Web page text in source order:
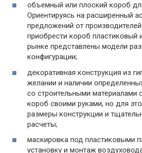
объемный или плоский короб
Ориентируясь на расширенный
предложений от
приобрести короб пластиковый
рынке представлены модели
конфигурации;
декоративная конструкция из
желании и наличии
со строительными материалами
короб своими руками, но для
размеры конструкции и
расчеты;
маскировка под пластиковыми
установку и монтаж